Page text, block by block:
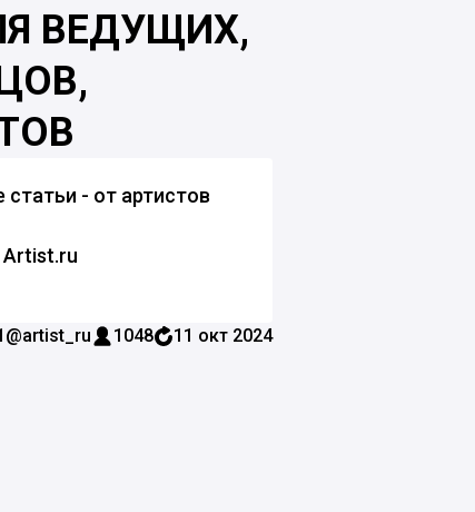
ВЕДУЩИХ,
- от артистов
@artist_ru 1048 11 окт 2024